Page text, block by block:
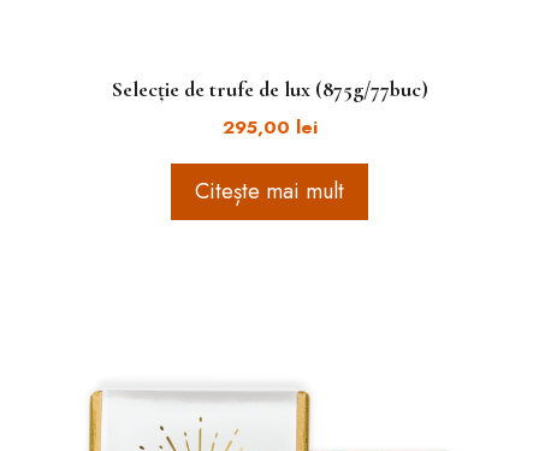
Selecție de trufe de lux (875g/77buc)
295,00 lei
Citește mai mult